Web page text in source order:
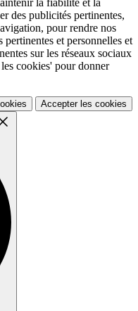
la fiabilité et la
des publicités pertinentes,
pour rendre nos
et personnelles et
sur les réseaux sociaux
cookies' pour donner
Accepter les cookies